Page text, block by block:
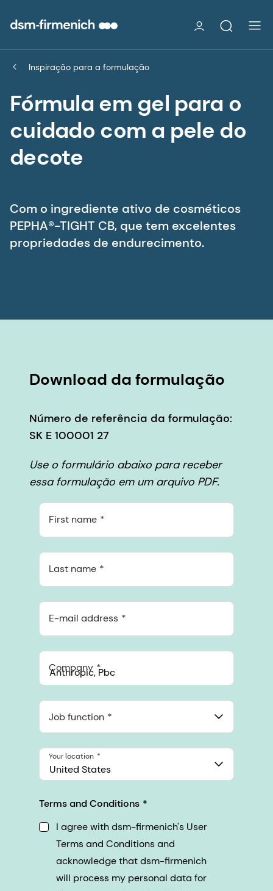
Inspiração para a formulação
Fórmula em gel para o
cuidado com a pele do
decote
Com o ingrediente ativo de cosméticos
PEPHA®-TIGHT CB, que tem excelentes
propriedades de endurecimento.
Download da formulação
Número de referência da formulação:
SK E 100001 27
Use o formulário abaixo para receber
essa formulação em um arquivo PDF.
First name
Last name
E-mail address
Company
548 Market St Pmb 90375, San Francisco, California, US
Job function
United States
Your location
Terms and Conditions
I agree with dsm-firmenich's User
Terms and Conditions and
acknowledge that dsm-firmenich
will process my personal data for